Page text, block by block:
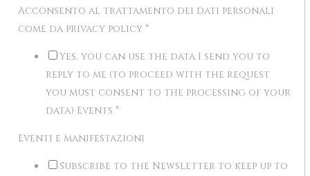
Acconsento al trattamento dei dati personali
come da privacy policy *
Yes, you can use the data I send you to
reply to me (to proceed with the request
you must consent to the processing of your
data) Events *
Eventi e manifestazioni
Subscribe to the Newsletter to keep up to